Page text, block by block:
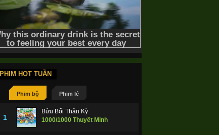
PHIM HOT TUẦN
Phim bộ Phim lẻ
1
Bửu Bối Thần Kỳ
1000/1000 Thuyết Minh